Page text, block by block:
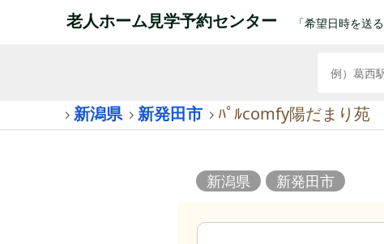
老人ホーム見学予約センター 「希望日時を送
新潟県
新発田市 ﾊﾟﾙcomfy陽だまり苑
新潟県 新発田市